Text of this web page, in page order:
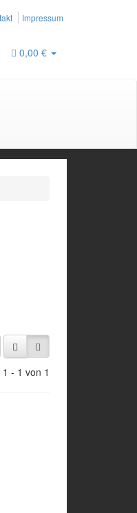
Impressum
0,00 €
- 1 von 1